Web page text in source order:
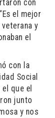
con
el mejor
y
el
con la
Social
que el
junto
y nos